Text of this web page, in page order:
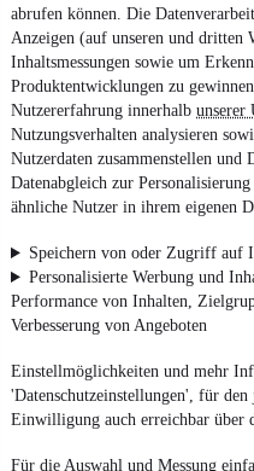
abrufen können. Die
Anzeigen (auf unseren und dritten
Inhaltsmessungen sowie um
Produktentwicklungen zu
Nutzererfahrung innerhalb unserer
Nutzungsverhalten analysieren
Nutzerdaten zusammenstellen und
Datenabgleich zur
ähnliche Nutzer in ihrem eigenen
Speichern von oder Zugriff auf
Personalisierte Werbung und
Performance von Inhalten,
Verbesserung von Angeboten
Einstellmöglichkeiten und mehr
'Datenschutzeinstellungen', für
Einwilligung auch erreichbar über
Für die Auswahl und Messung
Unfallfrei•EZ 03/2020•